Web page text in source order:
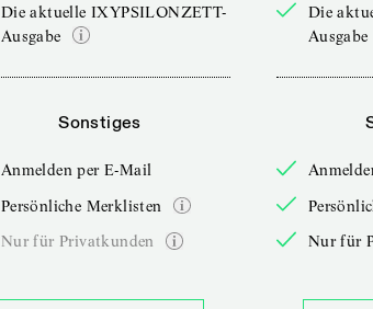
Die aktuelle IXYPSILONZETT-
Ausgabe
Sonstiges
Anmelden per E-Mail
Persönliche Merklisten
Nur für Privatkunden
Die
Ausgabe
Nur für